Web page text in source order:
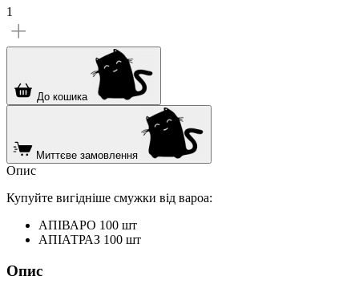
1
До кошика
Миттєве замовлення
Опис
Купуйте вигідніше смужки від вароа:
АПІВАРО 100 шт
АПІАТРАЗ 100 шт
Опис